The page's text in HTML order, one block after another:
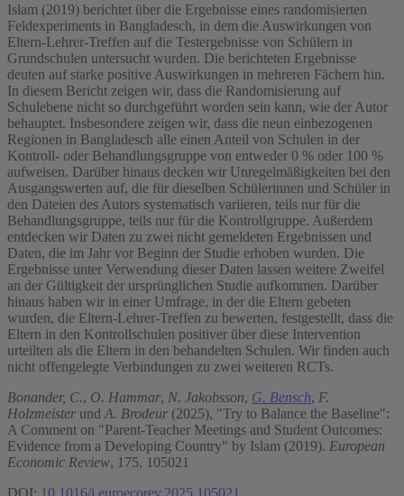
Islam (2019) berichtet über die Ergebnisse eines randomisierten
Feldexperiments in Bangladesch, in dem die Auswirkungen von
Eltern-Lehrer-Treffen auf die Testergebnisse von Schülern in
Grundschulen untersucht wurden. Die berichteten Ergebnisse
deuten auf starke positive Auswirkungen in mehreren Fächern hin.
In diesem Bericht zeigen wir, dass die Randomisierung auf
Schulebene nicht so durchgeführt worden sein kann, wie der Autor
behauptet. Insbesondere zeigen wir, dass die neun einbezogenen
Regionen in Bangladesch alle einen Anteil von Schulen in der
Kontroll- oder Behandlungsgruppe von entweder 0 % oder 100 %
aufweisen. Darüber hinaus decken wir Unregelmäßigkeiten bei den
Ausgangswerten auf, die für dieselben Schülerinnen und Schüler in
den Dateien des Autors systematisch variieren, teils nur für die
Behandlungsgruppe, teils nur für die Kontrollgruppe. Außerdem
entdecken wir Daten zu zwei nicht gemeldeten Ergebnissen und
Daten, die im Jahr vor Beginn der Studie erhoben wurden. Die
Ergebnisse unter Verwendung dieser Daten lassen weitere Zweifel
an der Gültigkeit der ursprünglichen Studie aufkommen. Darüber
hinaus haben wir in einer Umfrage, in der die Eltern gebeten
wurden, die Eltern-Lehrer-Treffen zu bewerten, festgestellt, dass die
Eltern in den Kontrollschulen positiver über diese Intervention
urteilten als die Eltern in den behandelten Schulen. Wir finden auch
nicht offengelegte Verbindungen zu zwei weiteren RCTs.
Bonander, C., O. Hammar, N. Jakobsson, G. Bensch, F.
Holzmeister und A. Brodeur (2025), "Try to Balance the Baseline":
A Comment on "Parent-Teacher Meetings and Student Outcomes:
Evidence from a Developing Country" by Islam (2019). European
Economic Review, 175, 105021
DOI: 10.1016/j.euroecorev.2025.105021